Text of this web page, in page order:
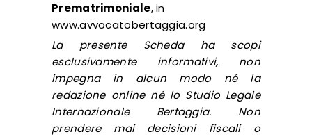
Prematrimoniale, in
www.avvocatobertaggia.org
La presente Scheda ha scopi
esclusivamente informativi, non
impegna in alcun modo né la
redazione online né lo Studio Legale
Internazionale Bertaggia. Non
prendere mai decisioni fiscali o